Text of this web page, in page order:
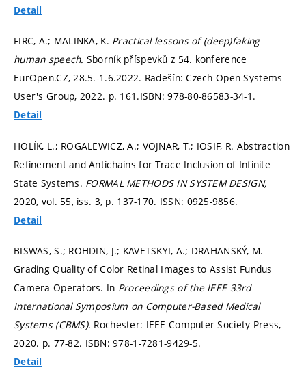
Detail
FIRC, A.; MALINKA, K. Practical lessons of (deep)faking
human speech. Sborník příspevků z 54. konference
EurOpen.CZ, 28.5.-1.6.2022. Radešín: Czech Open Systems
User's Group, 2022. p. 161.ISBN: 978-80-86583-34-1.
Detail
HOLÍK, L.; ROGALEWICZ, A.; VOJNAR, T.; IOSIF, R. Abstraction
Refinement and Antichains for Trace Inclusion of Infinite
State Systems. FORMAL METHODS IN SYSTEM DESIGN,
2020, vol. 55, iss. 3, p. 137-170. ISSN: 0925-9856.
Detail
BISWAS, S.; ROHDIN, J.; KAVETSKYI, A.; DRAHANSKÝ, M.
Grading Quality of Color Retinal Images to Assist Fundus
Camera Operators. In Proceedings of the IEEE 33rd
International Symposium on Computer-Based Medical
Systems (CBMS). Rochester: IEEE Computer Society Press,
2020. p. 77-82. ISBN: 978-1-7281-9429-5.
Detail